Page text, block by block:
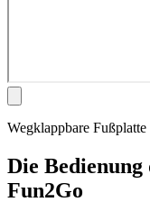
Wegklappbare
Die
Fun2Go